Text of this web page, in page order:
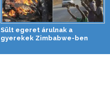
Sült egeret árulnak a
gyerekek Zimbabwe-ben